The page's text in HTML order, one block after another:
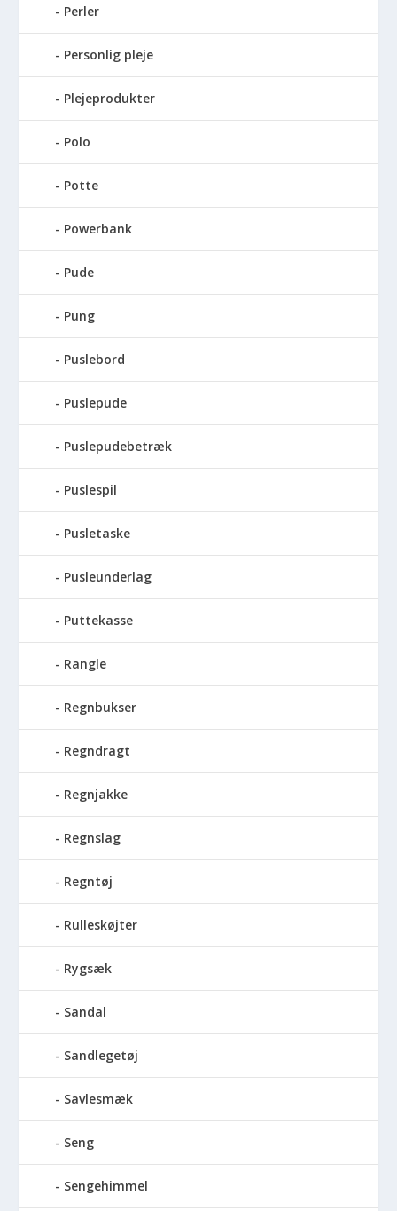
Perler
Personlig pleje
Plejeprodukter
Polo
Potte
Powerbank
Pude
Pung
Puslebord
Puslepude
Puslepudebetræk
Puslespil
Pusletaske
Pusleunderlag
Puttekasse
Rangle
Regnbukser
Regndragt
Regnjakke
Regnslag
Regntøj
Rulleskøjter
Rygsæk
Sandal
Sandlegetøj
Savlesmæk
Seng
Sengehimmel